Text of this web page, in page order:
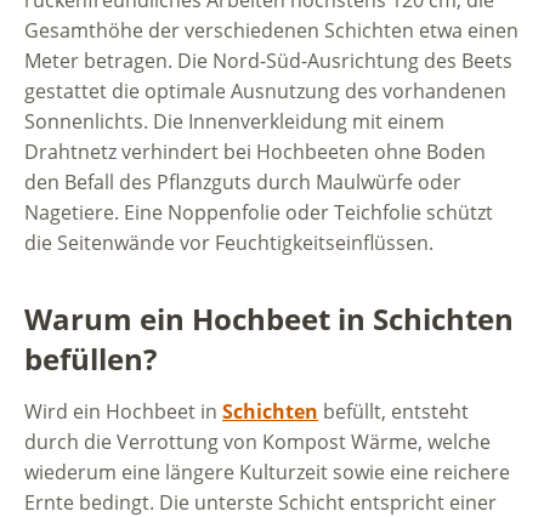
Gesamthöhe der verschiedenen Schichten etwa einen
Meter betragen. Die Nord-Süd-Ausrichtung des Beets
gestattet die optimale Ausnutzung des vorhandenen
Sonnenlichts. Die Innenverkleidung mit einem
Drahtnetz verhindert bei Hochbeeten ohne Boden
den Befall des Pflanzguts durch Maulwürfe oder
Nagetiere. Eine Noppenfolie oder Teichfolie schützt
die Seitenwände vor Feuchtigkeitseinflüssen.
Warum ein Hochbeet in Schichten
befüllen?
Wird ein Hochbeet in Schichten befüllt, entsteht
durch die Verrottung von Kompost Wärme, welche
wiederum eine längere Kulturzeit sowie eine reichere
Ernte bedingt. Die unterste Schicht entspricht einer